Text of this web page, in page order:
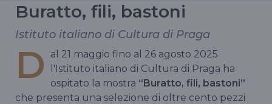
Buratto, fili, bastoni
Istituto italiano di Cultura di Praga
D
al 21 maggio fino al 26 agosto 2025
l'Istituto italiano di Cultura di Praga ha
ospitato la mostra “Buratto, fili, bastoni”
che presenta una selezione di oltre cento pezzi